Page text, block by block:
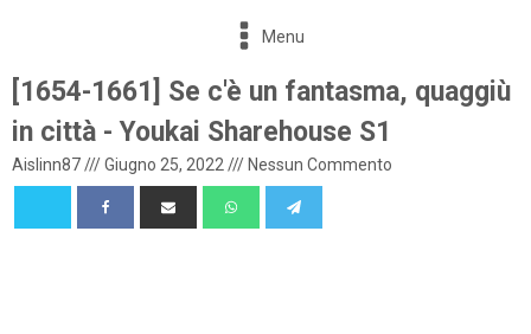
Menu
[1654-1661] Se c'è un fantasma, quaggiù
in città - Youkai Sharehouse S1
Aislinn87///Giugno 25, 2022 /// Nessun Commento